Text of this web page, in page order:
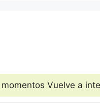
Vuelve a